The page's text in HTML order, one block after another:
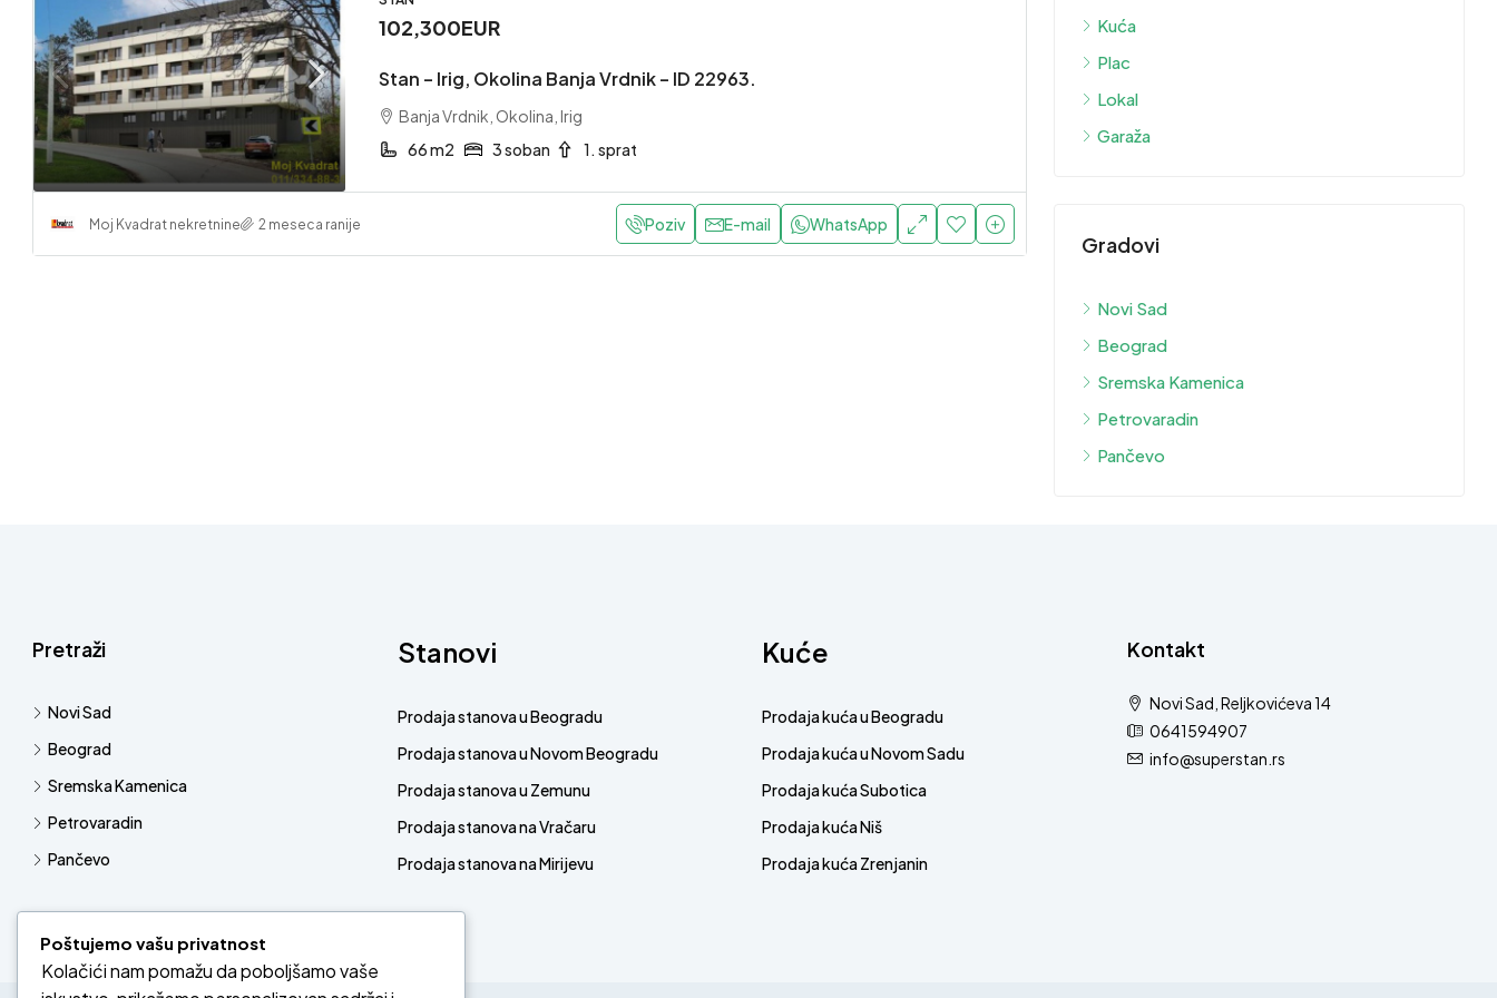
102,300EUR
Stan – Irig, Okolina Banja Vrdnik – ID 22963.
Banja Vrdnik, Okolina, Irig
66 m2
3 soban 1. sprat
Moj Kvadrat nekretnine 2 meseca ranije Poziv E-mail WhatsApp
Kuća
Plac
Lokal
Garaža
Gradovi
Novi Sad
Beograd
Sremska Kamenica
Petrovaradin
Pančevo
Pretraži
Novi Sad
Beograd
Sremska Kamenica
Petrovaradin
Pančevo
Stanovi
Prodaja stanova u Beogradu
Prodaja stanova u Novom Beogradu
Prodaja stanova u Zemunu
Prodaja stanova na Vračaru
Prodaja stanova na Mirijevu
Kuće
Prodaja kuća u Beogradu
Prodaja kuća u Novom Sadu
Prodaja kuća Subotica
Prodaja kuća Niš
Prodaja kuća Zrenjanin
Kontakt
Novi Sad, Reljkovićeva 14
0641594907
info@superstan.rs
Poštujemo vašu privatnost
Kolačići nam pomažu da poboljšamo vaše